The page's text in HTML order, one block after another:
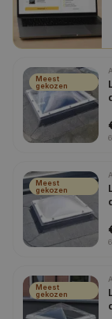
Meest
gekozen
Meest
gekozen
Meest
gekozen